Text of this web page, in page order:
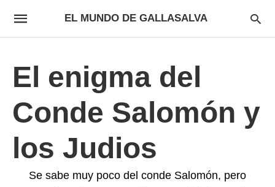
EL MUNDO DE GALLASALVA
El enigma del
Conde Salomón y
los Judios
Se sabe muy poco del conde Salomón, pero